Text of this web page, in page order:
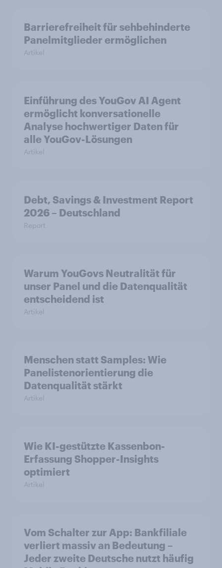
Barrierefreiheit für sehbehinderte
Panelmitglieder ermöglichen
Artikel
Einführung des YouGov AI Agent
ermöglicht konversationelle
Analyse hochwertiger Daten für
alle YouGov-Lösungen
Artikel
Debt, Savings & Investment Report
2026 – Deutschland
Report
Warum YouGovs Neutralität für
unser Panel und die Datenqualität
entscheidend ist
Artikel
Menschen statt Samples: Wie
Panelistenorientierung die
Datenqualität stärkt
Artikel
Wie KI-gestützte Kassenbon-
Erfassung Shopper-Insights
optimiert
Artikel
Vom Schalter zur App: Bankfiliale
verliert massiv an Bedeutung –
Jeder zweite Deutsche nutzt häufig